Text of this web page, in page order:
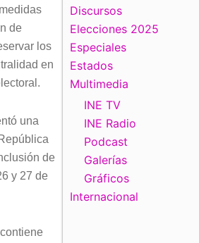
de
los
en
una
de
y 27 de
Discursos
Elecciones 2025
Especiales
Estados
Multimedia
INE TV
INE Radio
Podcast
Galerías
Gráficos
Internacional